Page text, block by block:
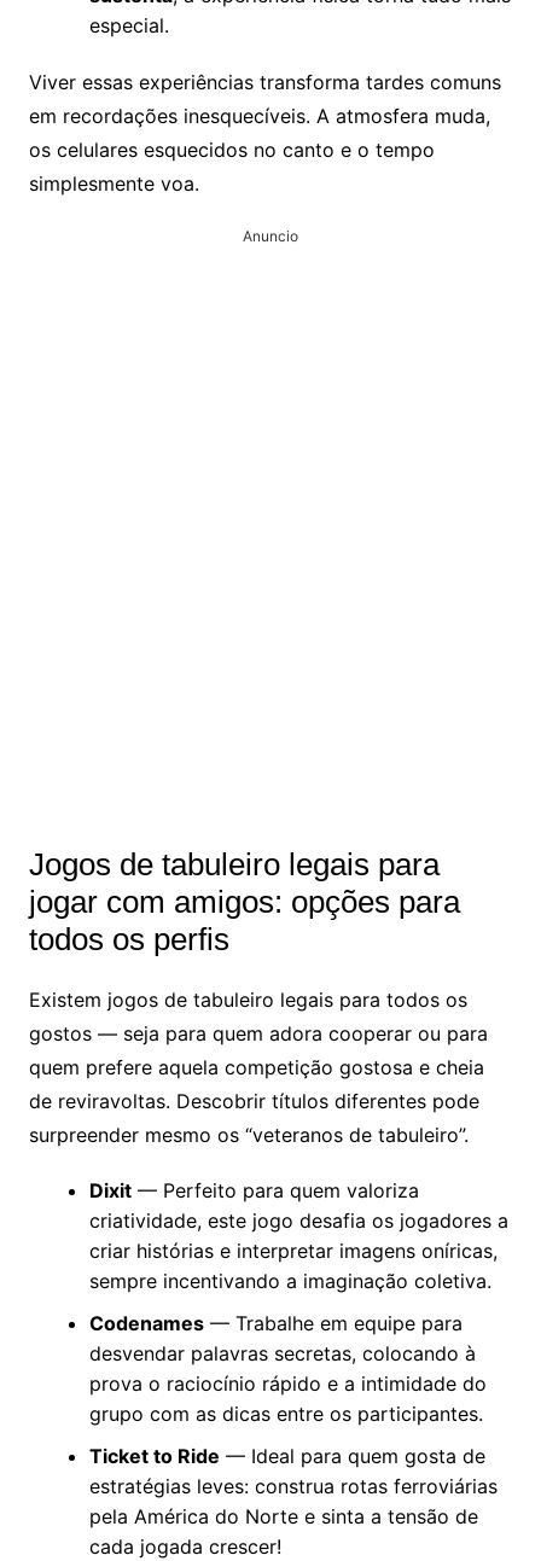
especial.
Viver essas experiências transforma tardes comuns
em recordações inesquecíveis. A atmosfera muda,
os celulares esquecidos no canto e o tempo
simplesmente voa.
Anuncio
Jogos de tabuleiro legais para
jogar com amigos: opções para
todos os perfis
Existem jogos de tabuleiro legais para todos os
gostos — seja para quem adora cooperar ou para
quem prefere aquela competição gostosa e cheia
de reviravoltas. Descobrir títulos diferentes pode
surpreender mesmo os “veteranos de tabuleiro”.
Dixit— Perfeito para quem valoriza
criatividade, este jogo desafia os jogadores a
criar histórias e interpretar imagens oníricas,
sempre incentivando a imaginação coletiva.
Codenames— Trabalhe em equipe para
desvendar palavras secretas, colocando à
prova o raciocínio rápido e a intimidade do
grupo com as dicas entre os participantes.
Ticket to Ride — Ideal para quem gosta de
estratégias leves: construa rotas ferroviárias
pela América do Norte e sinta a tensão de
cada jogada crescer!